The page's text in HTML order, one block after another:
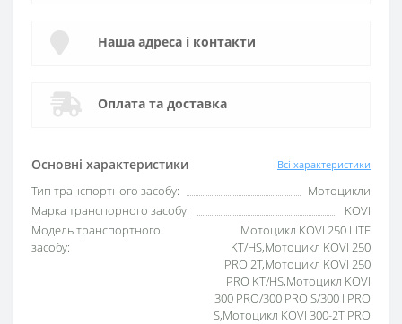
Основні характеристики Всі характеристики
Тип транспортного засобу:
Мотоцикли
Марка транспорного засобу:
KOVI
Модель транспортного
засобу:
Мотоцикл KOVI 250 LITE
KT/HS,Мотоцикл KOVI 250
PRO 2T,Мотоцикл KOVI 250
PRO KT/HS,Мотоцикл KOVI
300 PRO/300 PRO S/300 I PRO
S,Мотоцикл KOVI 300-2T PRO
Наша адреса і контакти
Оплата та доставка